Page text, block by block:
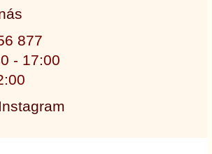
877
- 17:00